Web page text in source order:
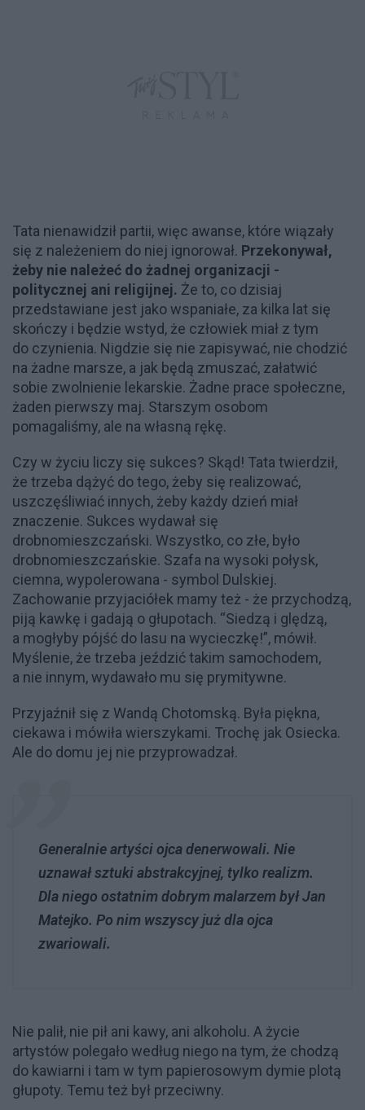
Tata nienawidził partii, więc awanse, które wiązały
się z należeniem do niej ignorował. Przekonywał,
żeby nie należeć do żadnej organizacji -
politycznej ani religijnej. Że to, co dzisiaj
przedstawiane jest jako wspaniałe, za kilka lat się
skończy i będzie wstyd, że człowiek miał z tym
do czynienia. Nigdzie się nie zapisywać, nie chodzić
na żadne marsze, a jak będą zmuszać, załatwić
sobie zwolnienie lekarskie. Żadne prace społeczne,
żaden pierwszy maj. Starszym osobom
pomagaliśmy, ale na własną rękę.
Czy w życiu liczy się sukces? Skąd! Tata twierdził,
że trzeba dążyć do tego, żeby się realizować,
uszczęśliwiać innych, żeby każdy dzień miał
znaczenie. Sukces wydawał się
drobnomieszczański. Wszystko, co złe, było
drobnomieszczańskie. Szafa na wysoki połysk,
ciemna, wypolerowana - symbol Dulskiej.
Zachowanie przyjaciółek mamy też - że przychodzą,
piją kawkę i gadają o głupotach. “Siedzą i ględzą,
a mogłyby pójść do lasu na wycieczkę!”, mówił.
Myślenie, że trzeba jeździć takim samochodem,
a nie innym, wydawało mu się prymitywne.
Przyjaźnił się z Wandą Chotomską. Była piękna,
ciekawa i mówiła wierszykami. Trochę jak Osiecka.
Ale do domu jej nie przyprowadzał.
Generalnie artyści ojca denerwowali. Nie
uznawał sztuki abstrakcyjnej, tylko realizm.
Dla niego ostatnim dobrym malarzem był Jan
Matejko. Po nim wszyscy już dla ojca
zwariowali.
Nie palił, nie pił ani kawy, ani alkoholu. A życie
artystów polegało według niego na tym, że chodzą
do kawiarni i tam w tym papierosowym dymie plotą
głupoty. Temu też był przeciwny.